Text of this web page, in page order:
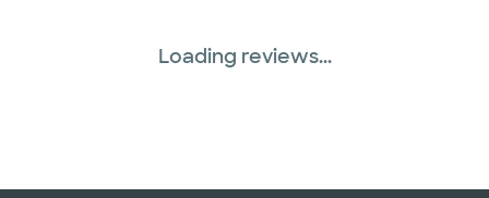
Loading reviews...